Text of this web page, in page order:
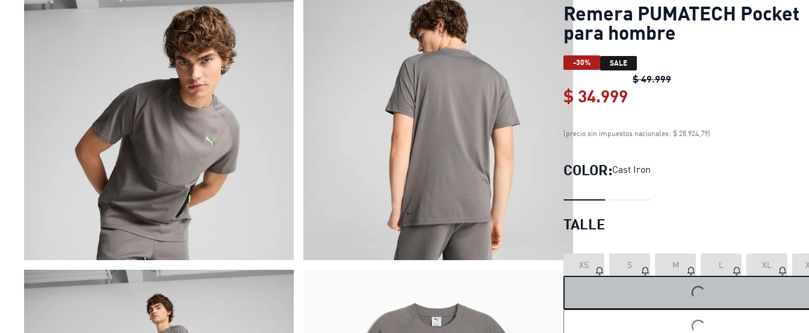
Remera PUMATECH Pocket
para hombre
-30% SALE
$ 49.999Remera PUMATECH Pocket
$ 34.999
Remera PUMATECH
(precio sin impuestos nacionales: $ 28.924,79)
COLOR:Cast Iron
TALLE
XS S M L XL
LOADING...
LOADING...